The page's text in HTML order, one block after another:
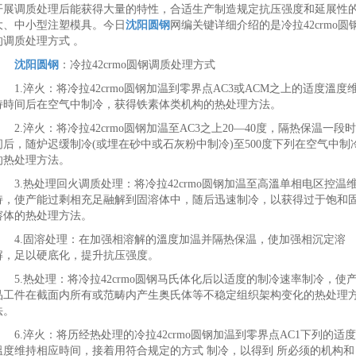
展调质处理后能获得大量的特性，合适生产制造规定抗压强度和延展性
、中小型注塑模具。今日 沈阳圆钢 网编关键详细介绍的是冷拉42crmo圆
调质处理方式 。
沈阳圆钢 ： 冷拉42crmo圆钢调质处理方式
1.淬火：将冷拉42crmo圆钢加温到零界点AC3或ACM之上的适度溫度
時间后在空气中制冷，获得铁素体类机构的热处理方法。
2.淬火：将冷拉42crmo圆钢加温至AC3之上20—40度，隔热保温一段时
后，随炉迟缓制冷(或埋在砂中或石灰粉中制冷)至500度下列在空气中制
热处理方法。
3.热处理回火调质处理：将冷拉42crmo圆钢加温至高溫单相电区控温
，使产能过剩相充足融解到固溶体中，随后迅速制冷，以获得过于饱和
体的热处理方法。
4.固溶处理：在加强相溶解的溫度加温并隔热保温，使加强相沉定溶
，足以硬底化，提升抗压强度。
5.热处理：将冷拉42crmo圆钢马氏体化后以适度的制冷速率制冷，使
工件在截面内所有或范畴内产生奥氏体等不稳定组织架构变化的热处理
6.淬火：将历经热处理的冷拉42crmo圆钢加温到零界点AC1下列的适度
度维持相应時间，接着用符合规定的方式 制冷，以得到 所必须的机构和